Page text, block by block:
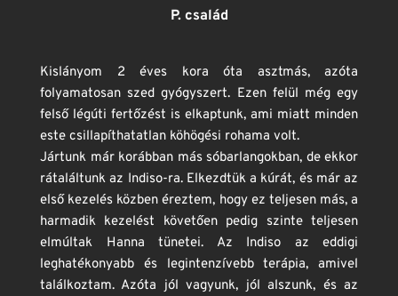
P. család
Kislányom 2 éves kora óta asztmás, azóta
folyamatosan szed gyógyszert. Ezen felül még egy
felső légúti fertőzést is elkaptunk, ami miatt minden
este csillapíthatatlan köhögési rohama volt.
Jártunk már korábban más sóbarlangokban, de ekkor
rátaláltunk az Indiso-ra. Elkezdtük a kúrát, és már az
első kezelés közben éreztem, hogy ez teljesen más, a
harmadik kezelést követően pedig szinte teljesen
elmúltak Hanna tünetei. Az Indiso az eddigi
leghatékonyabb és legintenzívebb terápia, amivel
találkoztam. Azóta jól vagyunk, jól alszunk, és az